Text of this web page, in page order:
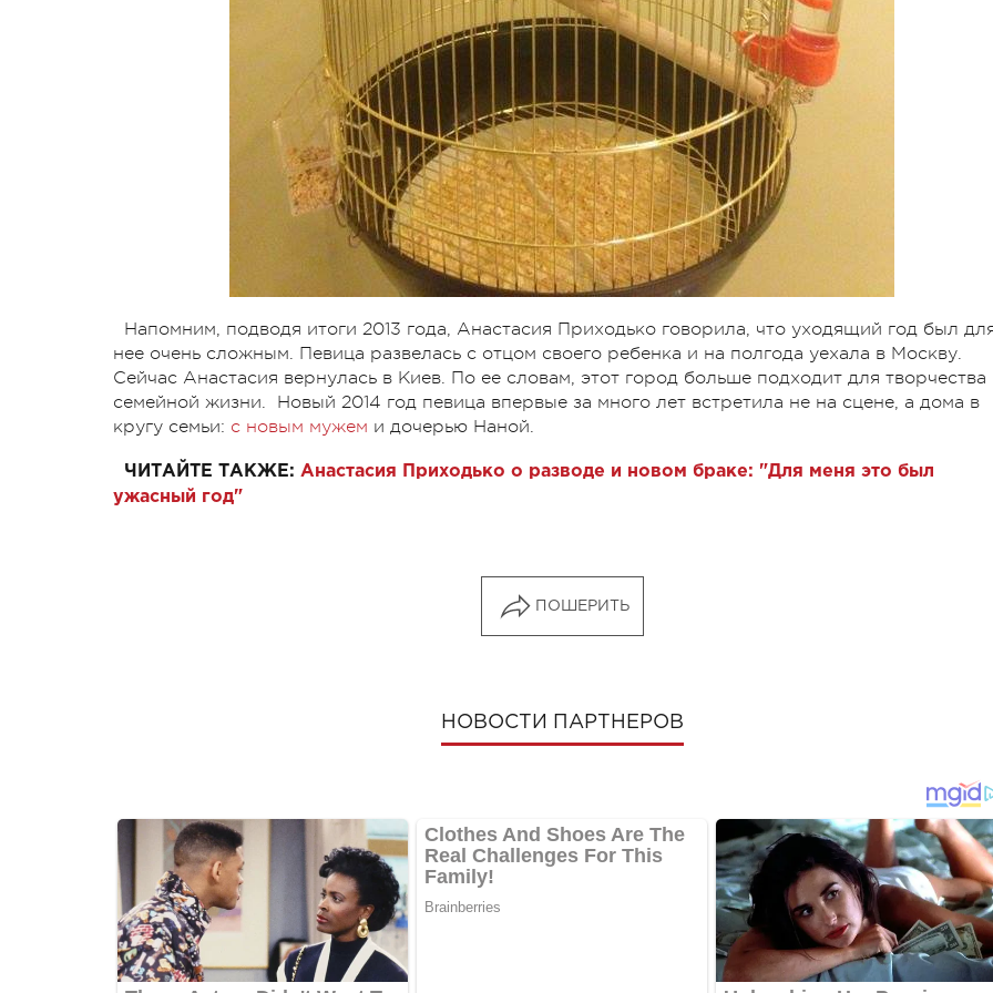
Напомним, подводя итоги 2013 года, Анастасия Приходько говорила, что уходящий год был
нее очень сложным. Певица развелась с отцом своего ребенка и на полгода уехала в Москву.
Сейчас Анастасия вернулась в Киев. По ее словам, этот город больше подходит для творчества
семейной жизни. Новый 2014 год певица впервые за много лет встретила не на сцене, а дома в
кругу семьи: с новым мужем и дочерью Наной.
ЧИТАЙТЕ ТАКЖЕ: Анастасия Приходько о разводе и новом браке: "Для меня это был
ужасный год"
ПОШЕРИТЬ
НОВОСТИ ПАРТНЕРОВ